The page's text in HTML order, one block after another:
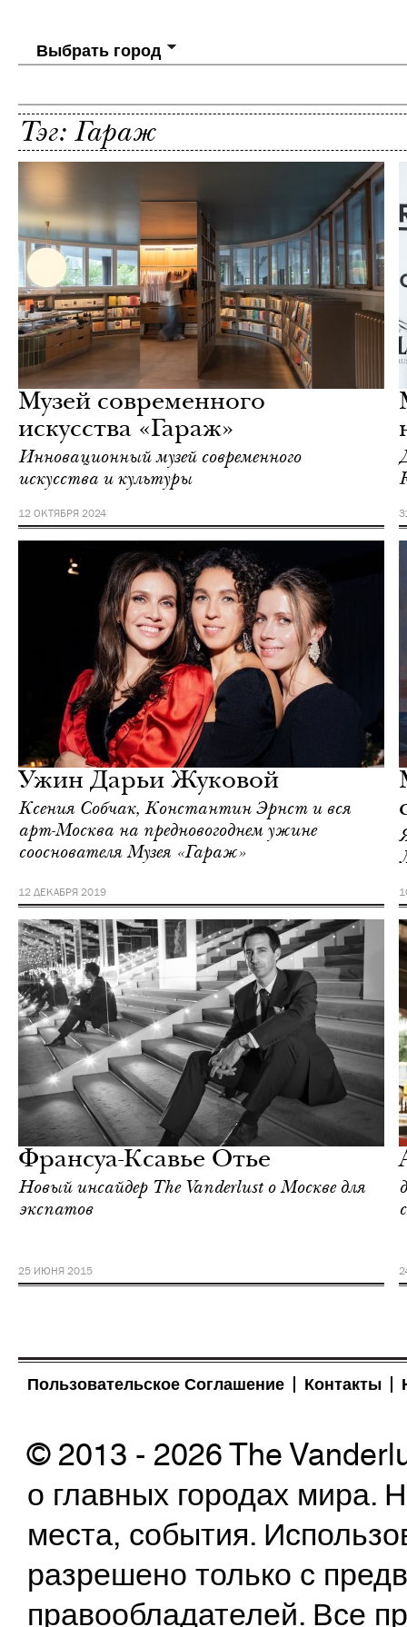
Выбрать город
Тэг: Гараж
Музей современного
искусства «Гараж»
Инновационный музей современного
искусства и культуры
12 ОКТЯБРЯ 2024
Ужин Дарьи Жуковой
Ксения Собчак, Константин Эрнст и вся
арт-Москва на предновогоднем ужине
сооснователя Музея «Гараж»
12 ДЕКАБРЯ 2019
Франсуа-Ксавье Отье
Новый инсайдер The Vanderlust о Москве для
экспатов
25 ИЮНЯ 2015
Пользовательское Соглашение Контакты
© 2013 - 2026 The
о главных городах
места, события.
разрешено только с
правообладателей. Все